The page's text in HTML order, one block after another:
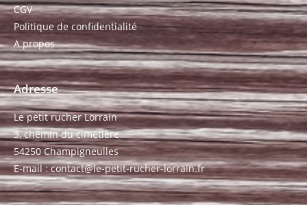
CGV
Politique de confidentialité
A propos
Adresse
Le petit rucher Lorrain
3, chemin du cimetière
54250 Champigneulles
E-mail : contact@le-petit-rucher-lorrain.fr